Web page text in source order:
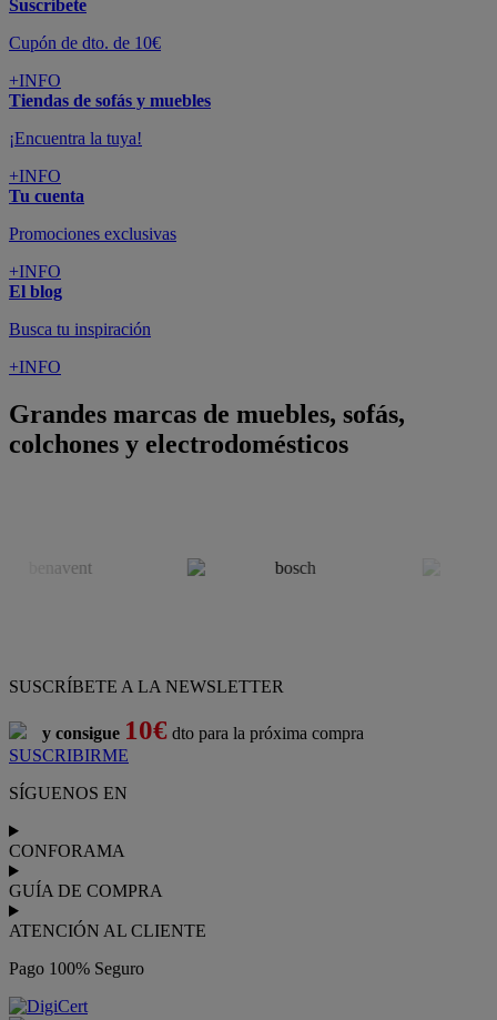
Suscríbete
Cupón de dto. de 10€
+INFO
Tiendas de sofás y muebles
¡Encuentra la tuya!
+INFO
Tu cuenta
Promociones exclusivas
+INFO
El blog
Busca tu inspiración
+INFO
Grandes marcas de muebles, sofás,
colchones y electrodomésticos
SUSCRÍBETE A LA NEWSLETTER
y consigue 10€ dto para la próxima compra
SUSCRIBIRME
SÍGUENOS EN
CONFORAMA
GUÍA DE COMPRA
ATENCIÓN AL CLIENTE
Pago 100% Seguro